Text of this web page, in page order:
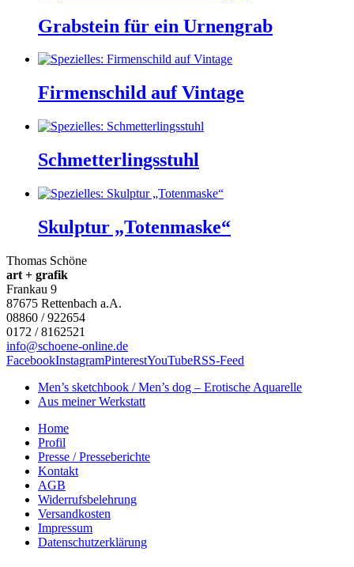
Grabstein für ein Urnengrab
Firmenschild auf Vintage
Schmetterlingsstuhl
Skulptur „Totenmaske“
Thomas Schöne
art + grafik
Frankau 9
87675 Rettenbach a.A.
08860 / 922654
0172 / 8162521
info@schoene-online.de
FacebookInstagramPinterestYouTubeRSS-Feed
Men’s sketchbook / Men’s dog – Erotische Aquarelle
Aus meiner Werkstatt
Home
Profil
Presse / Presseberichte
Kontakt
AGB
Widerrufsbelehrung
Versandkosten
Impressum
Datenschutzerklärung